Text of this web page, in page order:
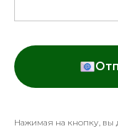
Нажимая на кнопку, вы